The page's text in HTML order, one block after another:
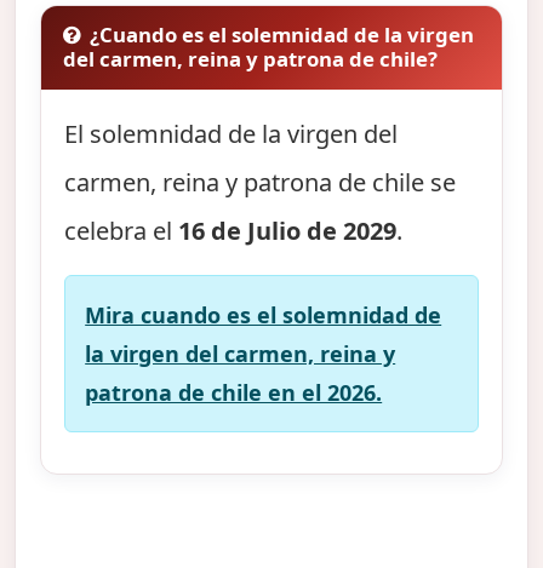
¿Cuando es el solemnidad de la virgen
del carmen, reina y patrona de chile?
El solemnidad de la virgen del
carmen, reina y patrona de chile se
celebra el 16 de Julio de 2029.
Mira cuando es el solemnidad de
la virgen del carmen, reina y
patrona de chile en el 2026.